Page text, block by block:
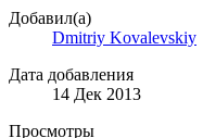
Добавил(а)
Dmitriy Kovalevskiy
Дата добавления
14 Дек 2013
Просмотры